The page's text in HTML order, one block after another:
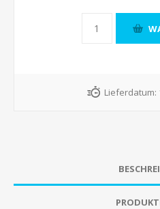
Lieferdatum: